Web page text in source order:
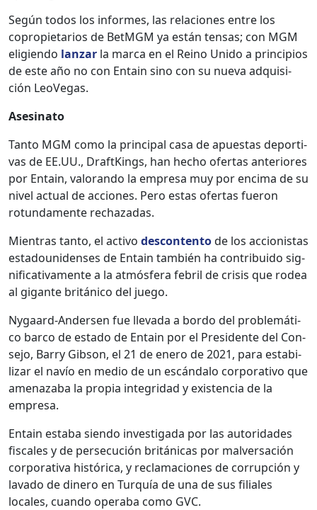
Según todos los informes, las rela­ciones entre los
copropi­etar­ios de Bet­MGM ya están ten­sas; con MGM
eligien­do lan­zar la mar­ca en el Reino Unido a prin­ci­p­ios
de este año no con Entain sino con su nue­va adquisi­
ción LeoVe­gas.
Asesina­to
Tan­to MGM como la prin­ci­pal casa de apues­tas deporti­
vas de EE.UU., DraftK­ings, han hecho ofer­tas ante­ri­ores
por Entain, val­o­ran­do la empre­sa muy por enci­ma de su
niv­el actu­al de acciones. Pero estas ofer­tas fueron
rotun­da­mente rec­haz­adas.
Mien­tras tan­to, el acti­vo descon­tentode los accionistas
esta­dounidens­es de Entain tam­bién ha con­tribui­do sig­
ni­fica­ti­va­mente a la atmós­fera febril de cri­sis que rodea
al gigante británi­co del juego.
Nygaard-Ander­sen fue lle­va­da a bor­do del prob­lemáti­
co bar­co de esta­do de Entain por el Pres­i­dente del Con­
se­jo, Bar­ry Gib­son, el 21 de enero de 2021, para esta­bi­
lizar el navío en medio de un escán­da­lo cor­po­ra­ti­vo que
ame­naz­a­ba la propia inte­gri­dad y exis­ten­cia de la
empre­sa.
Entain esta­ba sien­do inves­ti­ga­da por las autori­dades
fis­cales y de per­se­cu­ción británi­cas por malver­sación
cor­po­ra­ti­va históri­ca, y recla­ma­ciones de cor­rup­ción y
lava­do de dinero en Turquía de una de sus fil­iales
locales, cuan­do oper­a­ba como GVC.